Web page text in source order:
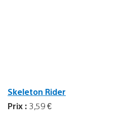
Skeleton Rider
Prix : 3,59 €